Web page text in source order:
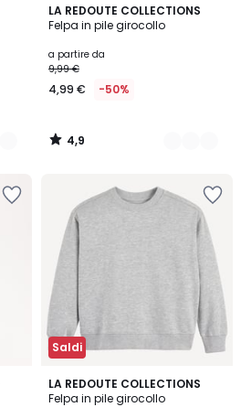
LA REDOUTE COLLECTIONS
Felpa in pile girocollo
a partire da
9,99 €
4,99 € -50%
4,9
/ 5
6
Colori
4,9
/
Saldi
LA REDOUTE COLLECTIONS
Felpa in pile girocollo
7
Colori